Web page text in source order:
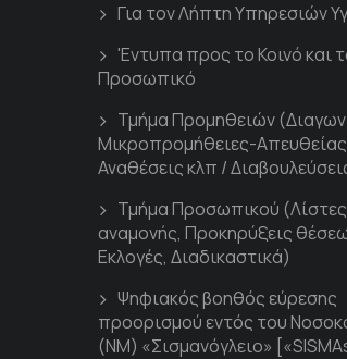
Για τον Λήπτη Υπηρεσιών
'Εντυπα προς το Κοινό και
Προσωπικό
Τμήμα Προμηθειών
Μικροπρομήθειες-Απευθείας
Αναθέσεις κλπ /
Τμήμα Προσωπικού (Λίστες
αναμονής, Προκηρύξεις
Εκλογές, Διαδικαστικά)
Ψηφιακός βοηθός εύρεσης
προορισμού εντός του
(ΝΜ) «Σισμανόγλειο»